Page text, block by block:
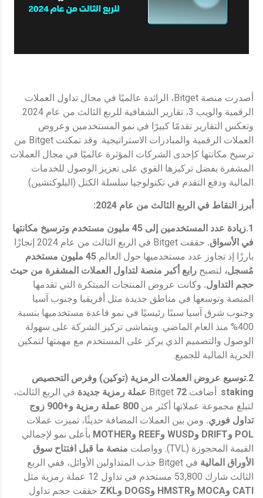
أصدرت منصة Bitget، الرائدة عالميًا في مجال تداول العملات
الرقمية والويب 3، تقارير الشفافية للربع الثالث من عام 2024.
وتعكس التقارير تقدمًا كبيرًا في نمو المستخدمين وعروض
العملات الرقمية والمبادرات الاستراتيجية. وقد تمكنت Bitget من
ترسيخ مكانتها كإحدى الشركات المؤثرة عالميًا في مجال العملات
المشفرة بفضل تركيزها القوي على تعزيز الوصول للخدمات
المالية ودفع التقدم في تكنولوجيا سلسلة الكتل (البلوكتشين).
أبرز النقاط في الربع الثالث من عام 2024:
1.زيادة عدد المستخدمين إلى 45 مليون مستخدم وترسيخ مكانتها
في الأسواق.
حققت Bitget في الربع الثالث من عام 2024 إنجازًا
بارزًا إذ تجاوز عدد مستخدميها حول العالم
45 مليون مستخدم
مُسجل، لتصبح رابع أكبر منصة لتداول العملات المشفرة من حيث
حجم التداول. وكانت عروض المنتجات المبتكرة التي تقدمها
المنصة وتوسعها في مناطق جديدة مثل أفريقيا وجنوب آسيا
وجنوب شرق آسيا سببًا رئيسيًا في نمو قاعدة مستخدميها بنسبة
400% منذ العام الماضي. ويتماشى تركيز الشركة على سهولة
الوصول والتصميم الذي يركز على المستخدم مع مهمتها لتمكين
الحرية المالية للجميع.
2.توسيع عروض العملات الرمزية ( توكين) وفرص التحصيص
staking. أضافت Bitget 72 عملة رمزية جديدة
في الربع الثالث،
لتبلغ مجموعة عملاتها أكثر من
800 عملة رمزية و+900 زوج
تداول فوري. ومن بين العملات المضافة حديثًا، تميزت عملات
POL وDRIFT وWUSD وREEF وMOTHER بأعلى نمو لإجمالي
القيمة المحجوزة (TVL). وواصلت
منصة ما قبل افتتاح سوق
الأوراق المالية
في Bitget جذب المتداولين الأوائل، ففي الربع
الثالث شارك 53,800 مستخدم في تداول 12 عملة رمزية مثل
CATI وMOCA وHMSTR وDOGS وZKL حققت حجم تداول